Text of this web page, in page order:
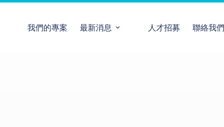
我們的專案 最新消息 人才招募 聯絡我們